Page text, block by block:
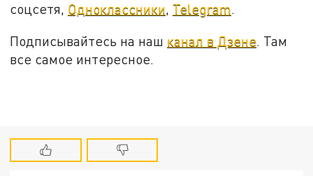
соцсетя, Одноклассники, Telegram.
Подписывайтесь на наш канал в Дзене. Там
все самое интересное.